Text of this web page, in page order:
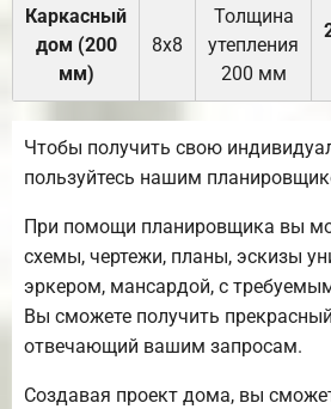
Каркасный
дом (200
мм)
8х8
Толщина
утепления
200 мм
Чтобы получить свою
пользуйтесь нашим
При помощи планировщика вы
схемы, чертежи, планы, эскизы
эркером, мансардой, с
Вы сможете получить
отвечающий вашим запросам.
Создавая проект дома, вы